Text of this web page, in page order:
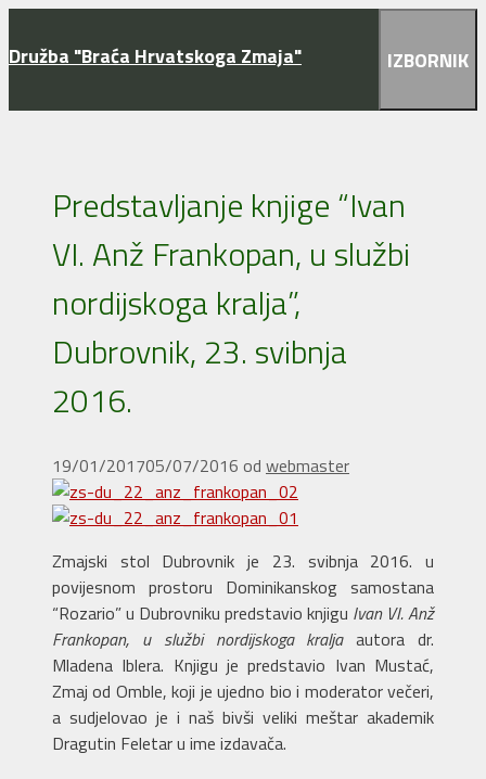
na
sadržaj
Družba "Braća Hrvatskoga Zmaja" IZBORNIK
Predstavljanje knjige “Ivan
VI. Anž Frankopan, u službi
nordijskoga kralja”,
Dubrovnik, 23. svibnja
2016.
19/01/201705/07/2016 od webmaster
Zmajski stol Dubrovnik je 23. svibnja 2016. u
povijesnom prostoru Dominikanskog samostana
“Rozario” u Dubrovniku predstavio knjigu Ivan VI. Anž
Frankopan, u službi nordijskoga kraljaautora dr.
Mladena Iblera. Knjigu je predstavio Ivan Mustać,
Zmaj od Omble, koji je ujedno bio i moderator večeri,
a sudjelovao je i naš bivši veliki meštar akademik
Dragutin Feletar u ime izdavača.